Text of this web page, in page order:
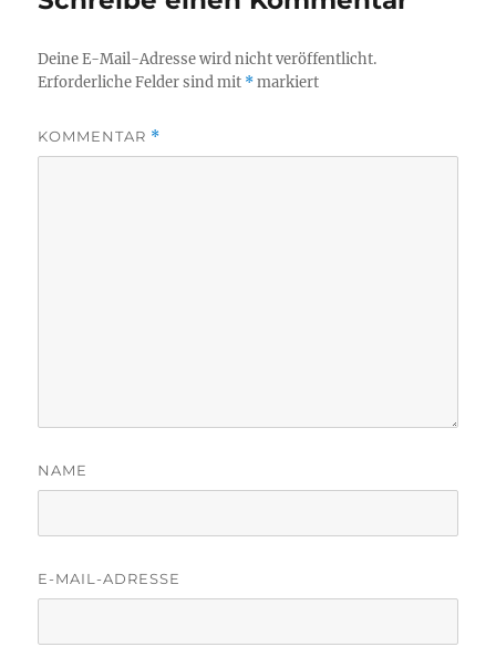
Deine E-Mail-Adresse wird nicht veröffentlicht.
Erforderliche Felder sind mit *markiert
KOMMENTAR *
NAME
E-MAIL-ADRESSE